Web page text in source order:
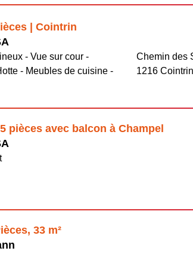
| Cointrin
- Vue sur cour -
- Meubles de cuisine -
Chemin des
1216 Cointrin
pièces avec balcon à Champel
33 m²